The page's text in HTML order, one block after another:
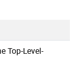
Top-Level-